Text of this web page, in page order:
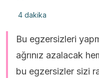
4 dakika
Bu egzersizleri
ağrınız azalacak
bu egzersizler sizi